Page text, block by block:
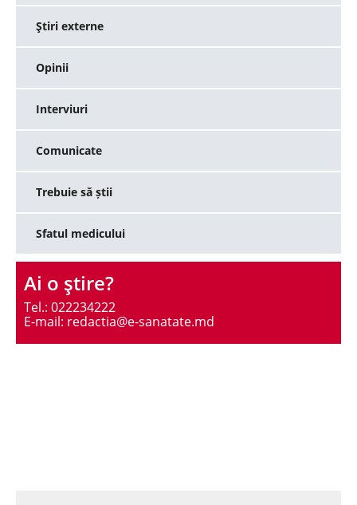
Ştiri externe
Opinii
Interviuri
Comunicate
Trebuie să știi
Sfatul medicului
Ai o ştire?
Tel.: 022234222
E-mail: redactia@e-sanatate.md